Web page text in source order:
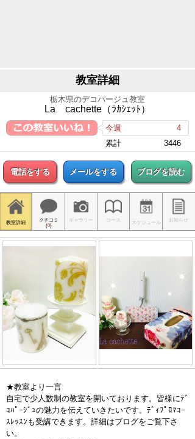
教室詳細
栃木県のデコパージュ教室
La cachette（ﾗｶｼｪｯﾄ）
今週
4
累計
3446
電話をする メールをする ブログを読む
教室詳細
クチコミ
(0)
ギャラリー コース スケジュール お知らせ
★教室より一言
自宅で少人数制の教室を開いております。皆様にﾃﾞ
ｺﾊﾟｰｼﾞｭの魅力を伝えていきたいです。ﾃﾞｨﾌﾟﾛﾏｺｰ
ｽﾚｯｽﾝも受講できます。詳細はブログをご覧下さ
い。